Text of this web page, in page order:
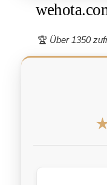
🏆 Über 1350